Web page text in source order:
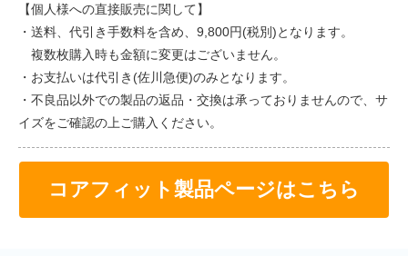
【個人様への直接販売に関して】
・送料、代引き手数料を含め、9,800円(税別)となります。
複数枚購入時も金額に変更はございません。
・お支払いは代引き(佐川急便)のみとなります。
・不良品以外での製品の返品・交換は承っておりませんので、サ
イズをご確認の上ご購入ください。
コアフィット製品ページはこちら